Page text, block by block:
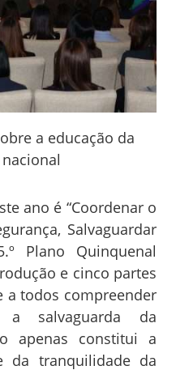
a educação da
ano é “Coordenar o
Salvaguardar
Plano Quinquenal
e cinco partes
a todos compreender
a salvaguarda da
apenas constitui a
da tranquilidade da